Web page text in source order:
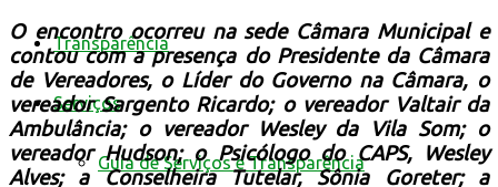
Transparência
Serviços
Guia de Serviços e Transparência
O encontro ocorreu na sede Câmara Municipal e
contou com a presença do Presidente da Câmara
de Vereadores, o Líder do Governo na Câmara, o
vereador Sargento Ricardo; o vereador Valtair da
Ambulância; o vereador Wesley da Vila Som; o
vereador Hudson; o Psicólogo do CAPS, Wesley
Alves; a Conselheira Tutelar, Sônia Goreter; a